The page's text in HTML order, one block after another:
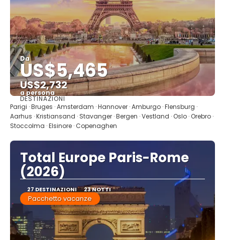
Da
US$5,465
US$2,732
a persona
Vedere
DESTINAZIONI
Parigi · Bruges · Amsterdam · Hannover · Amburgo · Flensburg ·
Aarhus · Kristiansand · Stavanger · Bergen · Vestland · Oslo · Orebro ·
Stoccolma · Elsinore · Copenaghen
Total Europe Paris-Rome
(2026)
27 DESTINAZIONI 23 NOTTI
Pacchetto vacanze